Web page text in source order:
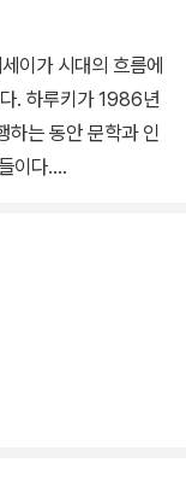
이가 시대의 흐름에
. 하루키가 1986년
하는 동안 문학과 인
이다.
도록 아무것도 할
하는 과정과 그 과